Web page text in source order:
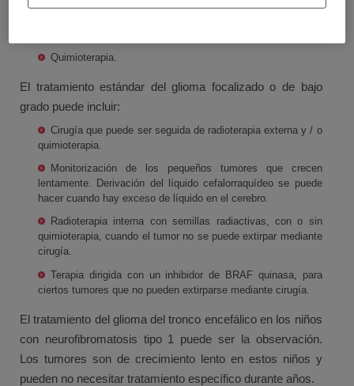
difuso (DIPG) puede incluir:
Quimioterapia.
El tratamiento estándar del glioma focalizado o de bajo
grado puede incluir:
Cirugía que puede ser seguida de radioterapia externa y / o
quimioterapia.
Monitorización de los pequeños tumores que crecen
lentamente. Derivación del líquido cefalorraquídeo se puede
hacer cuando hay exceso de líquido en el cerebro.
Radioterapia interna con semillas radiactivas, con o sin
quimioterapia, cuando el tumor no se puede extirpar mediante
cirugía.
Terapia dirigida con un inhibidor de BRAF quinasa, para
ciertos tumores que no pueden extirparse mediante cirugía.
El tratamiento del glioma del tronco encefálico en los niños
con neurofibromatosis tipo 1 puede ser la observación.
Los tumores son de crecimiento lento en estos niños y
pueden no necesitar tratamiento específico durante años.